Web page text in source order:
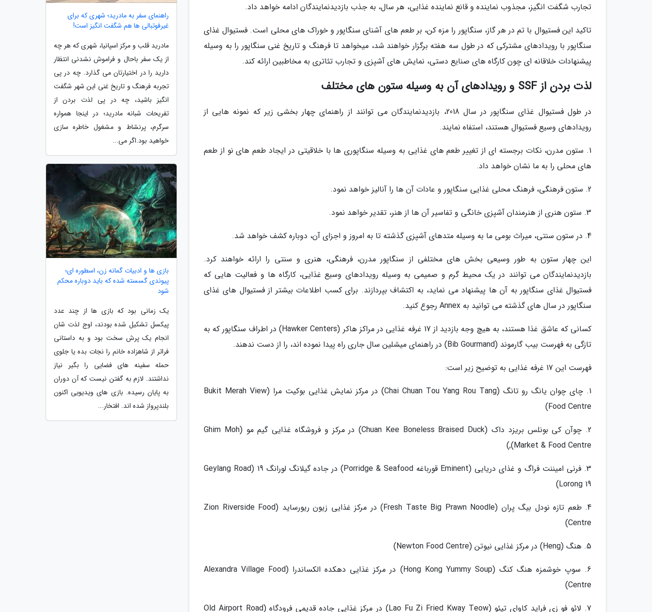
تجارب شگفت انگیز، مجذوب نماینده و قانع نماینده غذایی، هر سال، به جذب بازدیدنمایندگان ادامه خواهد داد.
تاکید این فستیوال با تم در هر گاز، سنگاپور را مزه کن، بر طعم های آشنای سنگاپور و خوراک های محلی است. فستیوال غذای
سنگاپور با رویدادهای مشترکی که در طول سه هفته برگزار خواهند شد، میخواهد تا فرهنگ و تاریخ غنی سنگاپور را به وسیله
پیشنهادات خلاقانه ای چون کارگاه های صنایع دستی، نمایش های آشپزی و تجارب تئاتری به مخاطبین ارائه کند.
لذت بردن از SSF و رویدادهای آن به وسیله ستون های مختلف
در طول فستیوال غذای سنگاپور در سال 2018، بازدیدنمایندگان می توانند از راهنمای چهار بخشی زیر که نمونه هایی از
رویدادهای وسیع فستیوال هستند، استفاه نمایند.
1. ستون مدرن، نکات برجسته ای از تغییر طعم های غذایی به وسیله سنگاپوری ها با خلاقیتی در ایجاد طعم های نو از طعم
های محلی را به ما نشان خواهد داد.
2. ستون فرهنگی، فرهنگ محلی غذایی سنگاپور و عادات آن ها را آنالیز خواهد نمود.
3. ستون هنری از هنرمندان آشپزی خانگی و تفاسیر آن ها از هنر، تقدیر خواهد نمود.
4. در ستون سنتی، میراث بومی ما به وسیله متدهای آشپزی گذشته تا به امروز و اجزای آن، دوباره کشف خواهد شد.
این چهار ستون به طور وسیعی بخش های مختلفی از سنگاپور مدرن، فرهنگی، هنری و سنتی را ارائه خواهند کرد.
بازدیدنمایندگان می توانند در یک محیط گرم و صمیمی به وسیله رویدادهای وسیع غذایی، کارگاه ها و فعالیت هایی که
فستیوال غذای سنگاپور به آن ها پیشنهاد می نماید، به اکتشاف بپردازند. برای کسب اطلاعات بیشتر از فستیوال های غذای
سنگاپور در سال های گذشته می توانید به Annex رجوع کنید.
کسانی که عاشق غذا هستند، به هیچ وجه بازدید از 17 غرفه غذایی در مراکز هاکر (Hawker Centers) در اطراف سنگاپور که به
تازگی به فهرست بیب گارموند (Bib Gourmand) در راهنمای میشلین سال جاری راه پیدا نموده اند، را از دست ندهند.
فهرست این 17 غرفه غذایی به توضیح زیر است:
1. چای چوان یانگ رو تانگ (Chai Chuan Tou Yang Rou Tang) در مرکز نمایش غذایی بوکیت مرا (Bukit Merah View
Food Centre)
2. چوآن کی بونلس بریزد داک (Chuan Kee Boneless Braised Duck) در مرکز و فروشگاه غذایی گیم مو (Ghim Moh
Market & Food Centre),)
3. فرنی امیننت فراگ و غذای دریایی (Eminent قورباغه Porridge & Seafood) در جاده گیلانگ لورانگ 19 (Geylang Road
Lorong 19)
4. طعم تازه نودل بیگ پران (Fresh Taste Big Prawn Noodle) در مرکز غذایی زیون ریورساید (Zion Riverside Food
Centre)
5. هنگ (Heng) در مرکز غذایی نیوتن (Newton Food Centre)
6. سوپ خوشمزه هنگ کنگ (Hong Kong Yummy Soup) در مرکز غذایی دهکده الکساندرا (Alexandra Village Food
Centre)
7. لائو فو زی فراید کاوای تیئو (Lao Fu Zi Fried Kway Teow) در مرکز غذایی جاده قدیمی فرودگاه (Old Airport Road
راهنمای سفر به مادرید؛ شهری که برای
غیرفوتبالی ها هم شگفت انگیز است!
مادرید قلب و مرکز اسپانیا، شهری که هر چه
از یک سفر باحال و فراموش نشدنی انتظار
دارید را در اختیارتان می گذارد. چه در پی
تجربه فرهنگ و تاریخ غنی این شهر شگفت
انگیز باشید، چه در پی لذت بردن از
تفریحات شبانه مادرید؛ در اینجا همواره
سرگرم، پرنشاط و مشغول خاطره سازی
خواهید بود.اگر می...
بازی ها و ادبیات گمانه زن، اسطوره ای؛
پیوندی گسسته شده که باید دوباره محکم
شود
یک زمانی بود که بازی ها از چند عدد
پیکسل تشکیل شده بودند، اوج لذت شان
انجام یک پرش سخت بود و به داستانی
فراتر از شاهزاده خانم را نجات بده یا جلوی
حمله سفینه های فضایی را بگیر نیاز
نداشتند. لازم به گفتن نیست که آن دوران
به پایان رسیده. بازی های ویدیویی اکنون
بلندپرواز شده اند. افتخار...